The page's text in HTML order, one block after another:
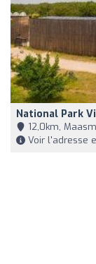
National Park
12,0km,
Voir l'adresse